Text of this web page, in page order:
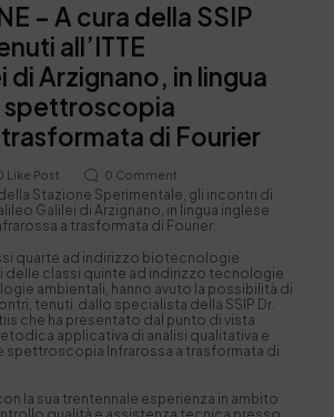
– A cura della SSIP
all’ITTE
di Arzignano, in lingua
spettroscopia
di Fourier
Like Post 0 Comment
Stazione Sperimentale, gli incontri di
Galilei di Arzignano, in lingua inglese
a trasformata di Fourier.
quarte ad indirizzo biotecnologie
delle classi quinte ad indirizzo tecnologie
ambientali, hanno avuto la possibilità di
tenuti dallo specialista della SSIP Dr.
che ha presentato dal punto di vista
applicativa di analisi qualitativa e
spettroscopia Infrarossa a trasformata di
la sua trentennale esperienza in ambito